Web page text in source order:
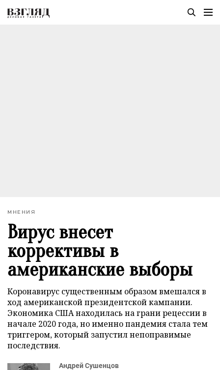
МНЕНИЯ
Вирус внесет
коррективы в
американские выборы
Коронавирус существенным образом вмешался в
ход американской президентской кампании.
Экономика США находилась на грани рецессии в
начале 2020 года, но именно пандемия стала тем
триггером, который запустил непоправимые
последствия.
Андрей Сушенцов